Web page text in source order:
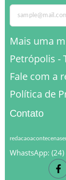
Mais uma
Petrópolis -
Fale com a
Política de
Contato
WhastsApp: